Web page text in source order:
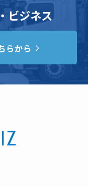
ビジネス
らから